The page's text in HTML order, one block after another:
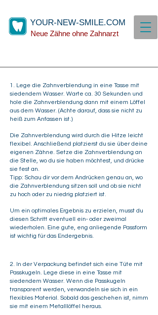
YOUR-NEW-SMILE.COM
Neue Zähne ohne Zahnarzt
1. Lege die Zahnverblendung in eine Tasse mit
siedendem Wasser. Warte ca. 30 Sekunden und
hole die Zahnverblendung dann mit einem Löffel
aus dem Wasser. (Achte darauf, dass sie nicht zu
heiß zum Anfassen ist.)
Die Zahnverblendung wird durch die Hitze leicht
flexibel. Anschließend platzierst du sie über deine
eigenen Zähne. Setze die Zahnverblendung an
die Stelle, wo du sie haben möchtest, und drücke
sie fest an.
Tipp: Schau dir vor dem Andrücken genau an, wo
die Zahnverblendung sitzen soll und ob sie nicht
zu hoch oder zu niedrig platziert ist.
Um ein optimales Ergebnis zu erzielen, musst du
diesen Schritt eventuell ein- oder zweimal
wiederholen. Eine gute, eng anliegende Passform
ist wichtig für das Endergebnis.
2. In der Verpackung befindet sich eine Tüte mit
Passkugeln. Lege diese in eine Tasse mit
siedendem Wasser. Wenn die Passkugeln
transparent werden, verwandeln sie sich in ein
flexibles Material. Sobald das geschehen ist, nimm
sie mit einem Metalllöffel heraus.